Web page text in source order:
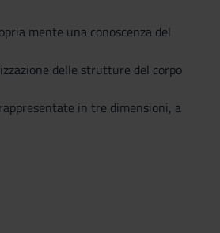
mente una conoscenza del
delle strutture del corpo
in tre dimensioni, a